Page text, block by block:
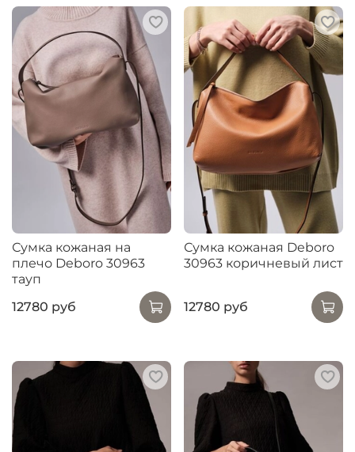
Сумка кожаная на
плечо Deboro 30963
тауп
12780 руб
Сумка кожаная Deboro
30963 коричневый лист
12780 руб